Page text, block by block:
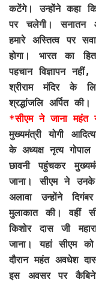
कटेंगे। उन्होंने कहा
पर चलेगी। सनातन
हमारे अस्तित्व पर
होगा। भारत का
पहचान विज्ञापन
श्रीराम मंदिर के
श्रद्धांजलि अर्पित की।
*सीएम ने जाना महंत
मुख्यमंत्री योगी
के अध्यक्ष नृत्य
छावनी पहुंचकर
जाना। सीएम ने
अलावा उन्होंने
मुलाकात की। वहीं
किशोर दास जी
जाना। यहां सीएम
दौरान महंत अवधेश
इस अवसर पर